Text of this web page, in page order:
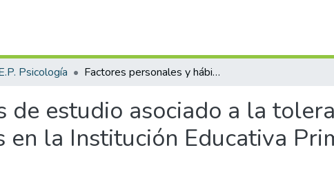
Psicología Factores personales y hábitos de estudio asociado a la tolerancia a la frustración de los estudiantes en la Institución Educativa Primaria 70561 9 de Octubre Juliaca 2024
de estudio asociado a la
la Institución Educativa